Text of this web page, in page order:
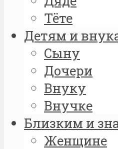
Тёте
Детям и
Сыну
Дочери
Внуку
Внучке
Близким и
Женщине